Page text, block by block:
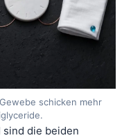
schicken mehr
die beiden